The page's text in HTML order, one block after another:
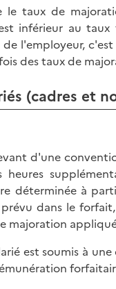
le taux de
inférieur au
l'employeur,
des taux de
(cadres et
d'une
heures
déterminée à
dans le
majoration
est soumis à